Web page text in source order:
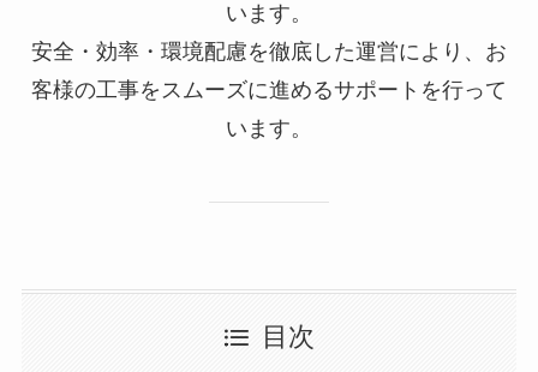
います。
安全・効率・環境配慮を徹底した運営により、お
客様の工事をスムーズに進めるサポートを行って
います。
目次